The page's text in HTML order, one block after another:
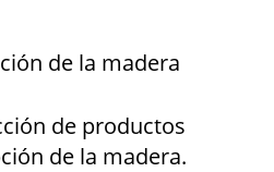
de la madera
de productos
de la madera.